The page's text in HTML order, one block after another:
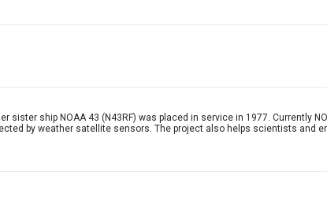
sister ship NOAA 43 (N43RF) was placed in service in 1977. Currently
by weather satellite sensors. The project also helps scientists and